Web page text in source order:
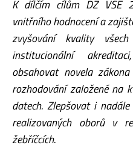
K dílčím cílům DZ VŠE
vnitřního hodnocení a
zvyšování kvality
institucionální
obsahovat novela
rozhodování založené na
datech. Zlepšovat i
realizovaných oborů v
žebříčcích.